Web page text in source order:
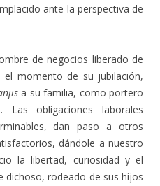
ante la perspectiva de
de negocios liberado de
momento de su jubilación,
a su familia, como portero
obligaciones laborales
dan paso a otros
dándole a nuestro
la libertad, curiosidad y el
dichoso, rodeado de sus hijos